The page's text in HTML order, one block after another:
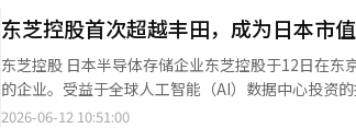
首次公司债发行筹集至少200亿美元。 约翰斯特拉丁的首席市场策略师迈克尔·奥鲁克表示：“卖出压力再次占据主
导地位，全球想要购买该股票的人已经全部买入。” SpaceX此前通过750亿美元的创纪录首次公开募股（IPO）进
市场。上市首日可流通的股份仅占总股份的4.2%
波动。 根据研究公司Vandari Research的数据显示，个人投资者在SpaceX上市后的前五个交易日内净买入4.05亿美
元。上周，个人投资者对SpaceX的净买入额超过
东芝控股首次超越丰田，成为日本市
东芝控股 日本半导体存储企业东芝控股于12日在东京证券市场一度超越丰田汽车，首次成为日本上市公司市值最高
的企业。受益于全球人工智能（AI）数据中心投资
越了被视为日本制造业象征的丰田。 根据《日本经济新闻》的报道，东芝的股价在12日上午一度上涨至前一日的
2026-06-12 10:51:00